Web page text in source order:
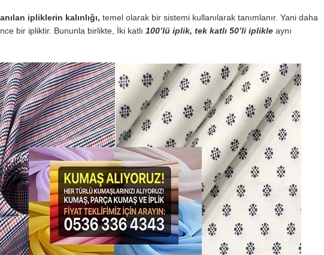
ipliklerin kalınlığı, temel olarak bir sistemi kullanılarak tanımlanır. Yani daha
bir ipliktir. Bununla birlikte, İki katlı 100’lü iplik, tek katlı 50’li iplikle aynı